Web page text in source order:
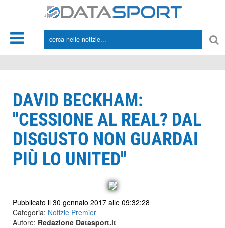
DAVID BECKHAM:
"CESSIONE AL REAL? DAL
DISGUSTO NON GUARDAI
PIÙ LO UNITED"
Pubblicato il 30 gennaio 2017 alle 09:32:28
Categoria: Notizie Premier
Autore: Redazione Datasport.it